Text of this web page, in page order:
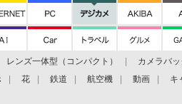
レンズ一体型（コンパクト） カメラバ
花 鉄道 航空機 動画 キ